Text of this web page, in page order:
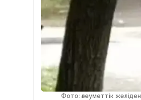
Фото: әлеуметтік желіден